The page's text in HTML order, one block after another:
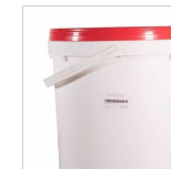
producto
tiene
variantes.